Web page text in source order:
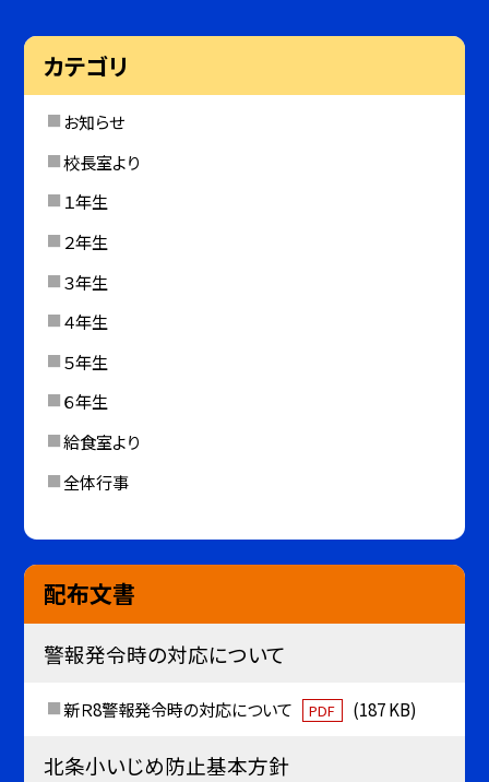
カテゴリ
お知らせ
校長室より
１年生
２年生
３年生
４年生
５年生
６年生
給食室より
全体行事
配布文書
警報発令時の対応について
新Ｒ8警報発令時の対応について PDF (187 KB)
北条小いじめ防止基本方針